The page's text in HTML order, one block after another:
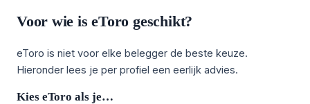
Voor wie is eToro geschikt?
eToro is niet voor elke belegger de beste keuze.
Hieronder lees je per profiel een eerlijk advies.
Kies eToro als je…